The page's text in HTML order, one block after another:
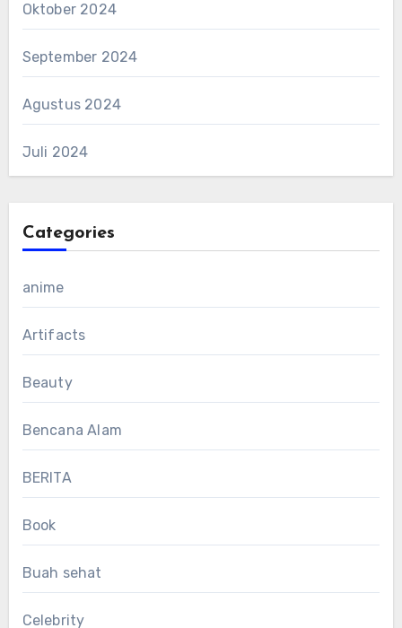
Oktober 2024
September 2024
Agustus 2024
Juli 2024
Categories
anime
Artifacts
Beauty
Bencana Alam
BERITA
Book
Buah sehat
Celebrity